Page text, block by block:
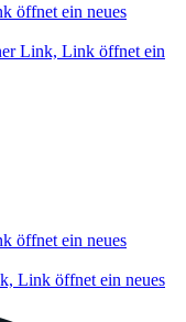
öffnet ein neues
Link, Link öffnet ein
öffnet ein neues
Link öffnet ein neues